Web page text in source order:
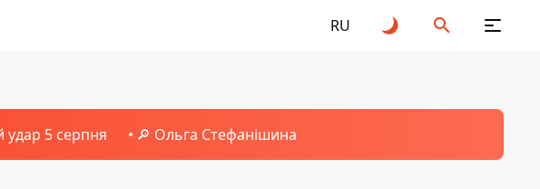
RU
удар 5 серпня 🔎 Ольга Стефанішина